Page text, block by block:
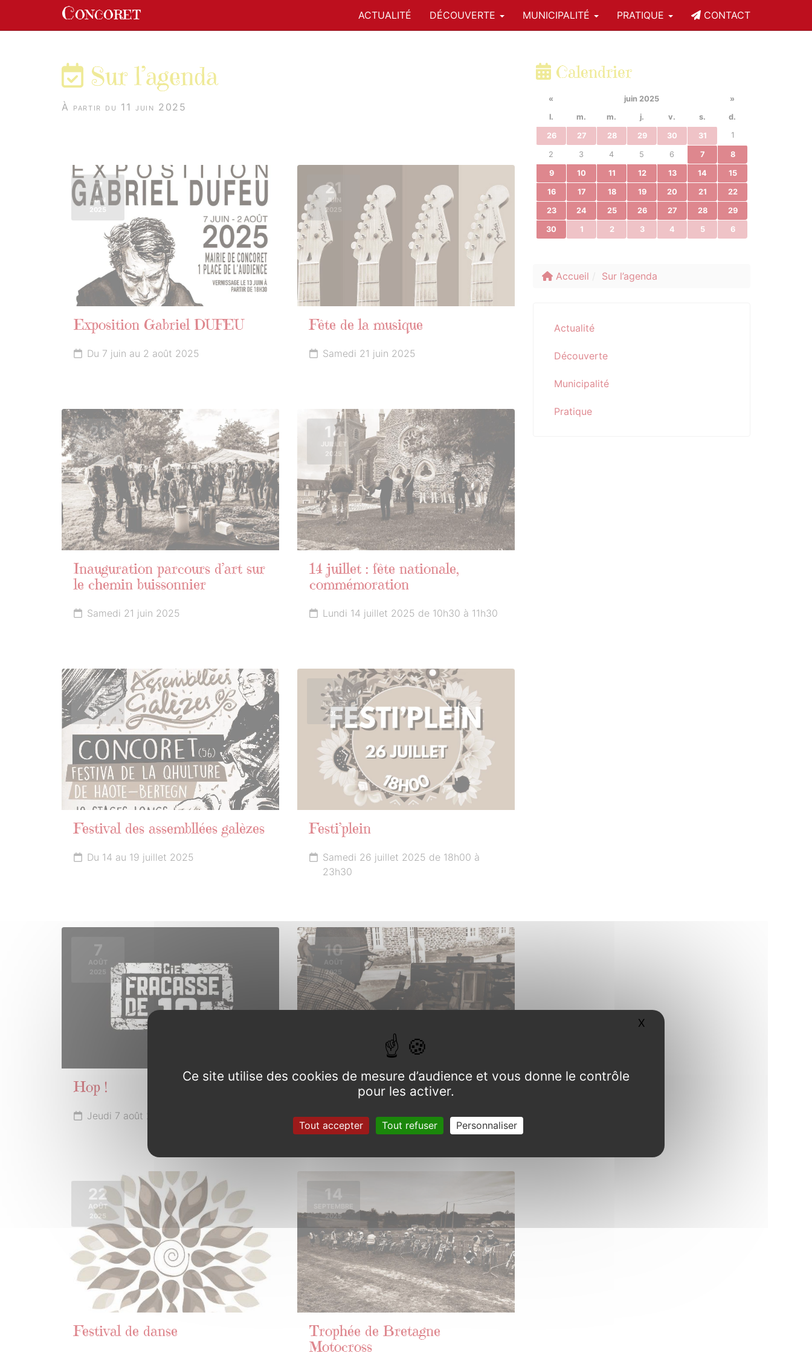
Concoret ACTUALITÉ DÉCOUVERTE MUNICIPALITÉ PRATIQUE CONTACT
Sur l’agenda
À partir du 11 juin 2025
7
JUIN
2025
Exposition Gabriel DUFEU
Du 7 juin au 2 août 2025
21
JUIN
2025
Fête de la musique
Samedi 21 juin 2025
21
JUIN
2025
Inauguration parcours d’art sur
le chemin buissonnier
Samedi 21 juin 2025
14
JUILLET
2025
14 juillet : fête nationale,
commémoration
Lundi 14 juillet 2025 de 10h30 à 11h30
14
JUILLET
2025
Festival des assembllées galèzes
Du 14 au 19 juillet 2025
26
JUILLET
2025
Festi’plein
Samedi 26 juillet 2025 de 18h00 à
23h30
7
AOÛT
2025
Hop !
Jeudi 7 août 2025 de 20h30 à 21h30
10
2025
Couleurs de Bretagne
Dimanche 10 août 2025
22
AOÛT
2025
Festival de danse
14
SEPTEMBRE
2025
Trophée de Bretagne
Motocross
Calendrier
« juin 2025
»
l.
m. m. j. v. s. d.
26 27 28 29 30 31 1
2 3 4 5 6 7 8
9 10 11 12 13 14 15
16 17 18 19 20 21 22
23 24 25 26 27 28 29
30 1 2 3 4 5 6
Accueil Sur l’agenda
Actualité
Découverte
Municipalité
Pratique
Panneau de gestion des cookies
Ce site utilise des cookies de mesure d’audience et vous donne le contrôle
pour les activer.
Tout accepter Tout refuser Personnaliser
X Masquer le bandeau des cookies